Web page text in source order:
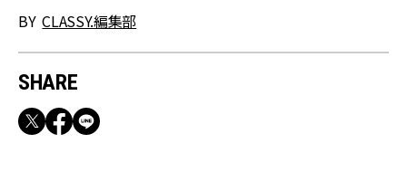
BY CLASSY.編集部
SHARE